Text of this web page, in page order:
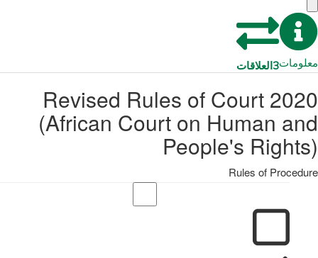
معلومات3العلاقات
2020 Revised Rules of Court
(African Court on Human and
People's Rights)
Rules of Procedure